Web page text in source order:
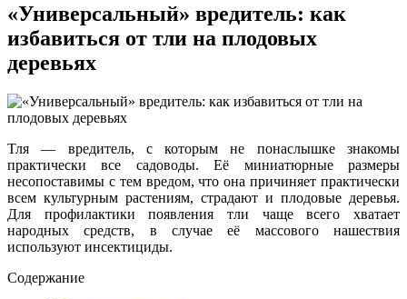
«Универсальный» вредитель: как
избавиться от тли на плодовых
деревьях
Тля — вредитель, с которым не понаслышке знакомы
практически все садоводы. Её миниатюрные размеры
несопоставимы с тем вредом, что она причиняет практически
всем культурным растениям, страдают и плодовые деревья.
Для профилактики появления тли чаще всего хватает
народных средств, в случае её массового нашествия
используют инсектициды.
Содержание